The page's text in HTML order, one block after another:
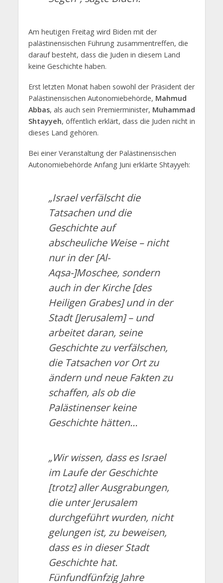
Am heutigen Freitag wird Biden mit der
palästinensischen Führung zusammentreffen, die
darauf besteht, dass die Juden in diesem Land
keine Geschichte haben.
Erst letzten Monat haben sowohl der Präsident der
Palästinensischen Autonomiebehörde, Mahmud
Abbas, als auch sein Premierminister, Muhammad
Shtayyeh, öffentlich erklärt, dass die Juden nicht in
dieses Land gehören.
Bei einer Veranstaltung der Palästinensischen
Autonomiebehörde Anfang Juni erklärte Shtayyeh:
„Israel verfälscht die
Tatsachen und die
Geschichte auf
abscheuliche Weise – nicht
nur in der [Al-
Aqsa-]Moschee, sondern
auch in der Kirche [des
Heiligen Grabes] und in der
Stadt [Jerusalem] – und
arbeitet daran, seine
Geschichte zu verfälschen,
die Tatsachen vor Ort zu
ändern und neue Fakten zu
schaffen, als ob die
Palästinenser keine
Geschichte hätten…
„Wir wissen, dass es Israel
im Laufe der Geschichte
[trotz] aller Ausgrabungen,
die unter Jerusalem
durchgeführt wurden, nicht
gelungen ist, zu beweisen,
dass es in dieser Stadt
Geschichte hat.
Fünfundfünfzig Jahre